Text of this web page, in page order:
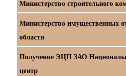
Министерство строительного
Министерство имущественных
области
Получение ЭЦП ЗАО
центр